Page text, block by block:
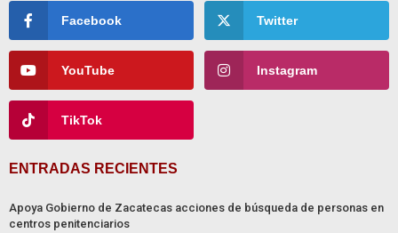
Facebook Twitter
YouTube Instagram
TikTok
ENTRADAS RECIENTES
Apoya Gobierno de Zacatecas acciones de búsqueda de personas en
centros penitenciarios